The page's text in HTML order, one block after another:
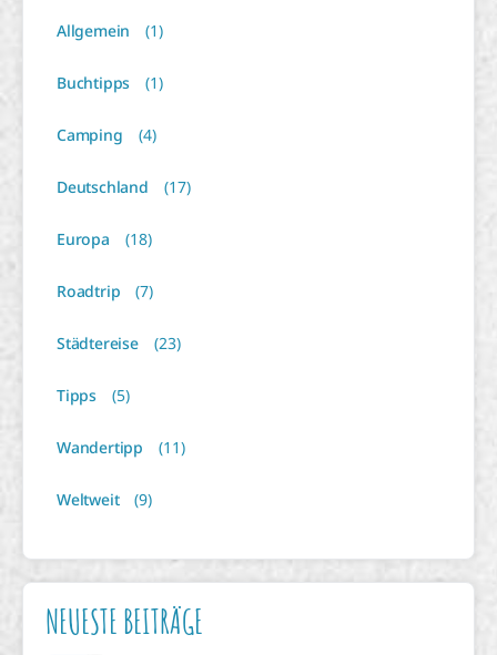
Allgemein (1)
Buchtipps (1)
Camping (4)
Deutschland (17)
Europa (18)
Roadtrip (7)
Städtereise (23)
Tipps (5)
Wandertipp (11)
Weltweit (9)
NEUESTE BEITRÄGE